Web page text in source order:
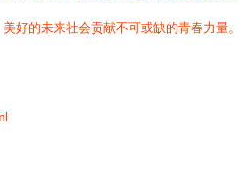
好的未来社会贡献不可或缺的青春力量。